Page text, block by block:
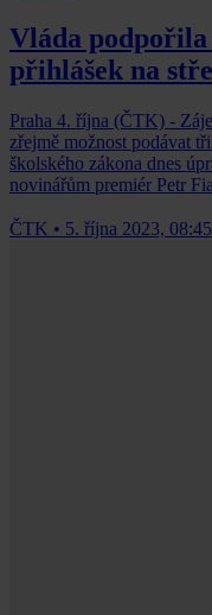
Vláda
přihlášek na
Praha 4. října (ČTK) -
zřejmě možnost podávat
školského zákona dnes
novinářům premiér Petr
ČTK • 5. října 2023, 08:45